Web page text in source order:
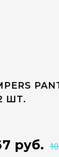
ШТ.
руб.